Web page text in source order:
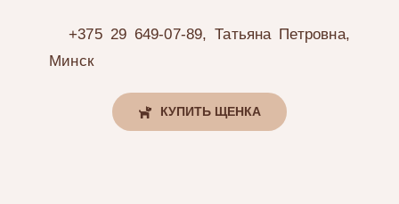
+375 29 649-07-89, Татьяна Петровна,
Минск
КУПИТЬ ЩЕНКА